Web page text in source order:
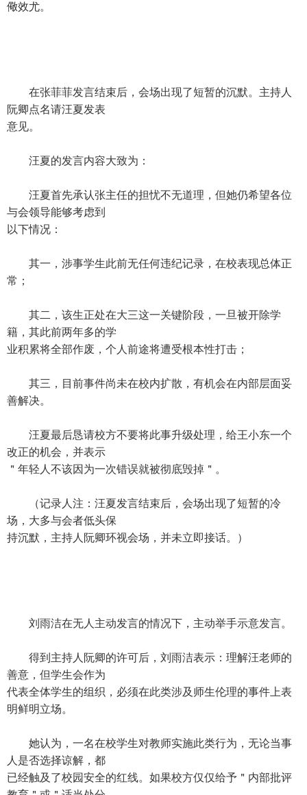
儆效尤。
在张菲菲发言结束后，会场出现了短暂的沉默。主持人
阮卿点名请汪夏发表
意见。
汪夏的发言内容大致为：
汪夏首先承认张主任的担忧不无道理，但她仍希望各位
与会领导能够考虑到
以下情况：
其一，涉事学生此前无任何违纪记录，在校表现总体正
常；
其二，该生正处在大三这一关键阶段，一旦被开除学
籍，其此前两年多的学
业积累将全部作废，个人前途将遭受根本性打击；
其三，目前事件尚未在校内扩散，有机会在内部层面妥
善解决。
汪夏最后恳请校方不要将此事升级处理，给王小东一个
改正的机会，并表示
＂年轻人不该因为一次错误就被彻底毁掉＂。
（记录人注：汪夏发言结束后，会场出现了短暂的冷
场，大多与会者低头保
持沉默，主持人阮卿环视会场，并未立即接话。）
刘雨洁在无人主动发言的情况下，主动举手示意发言。
得到主持人阮卿的许可后，刘雨洁表示：理解汪老师的
善意，但学生会作为
代表全体学生的组织，必须在此类涉及师生伦理的事件上表
明鲜明立场。
她认为，一名在校学生对教师实施此类行为，无论当事
人是否选择谅解，都
已经触及了校园安全的红线。如果校方仅仅给予＂内部批评